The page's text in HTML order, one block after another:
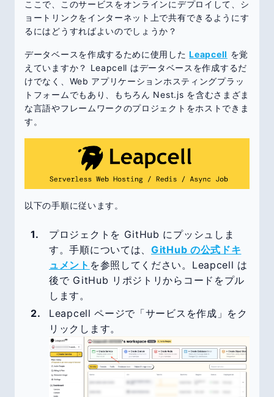
ここで、このサービスをオンラインにデプロイして、シ
ョートリンクをインターネット上で共有できるようにす
るにはどうすればよいのでしょうか？
データベースを作成するために使用したLeapcell を覚
えていますか？ Leapcell はデータベースを作成するだ
けでなく、Web アプリケーションホスティングプラッ
トフォームでもあり、もちろん Nest.js を含むさまざま
な言語やフレームワークのプロジェクトをホストできま
す。
以下の手順に従います。
プロジェクトを GitHub にプッシュしま
す。手順については、 GitHub の公式ドキ
ュメント を参照してください。Leapcell は
後で GitHub リポジトリからコードをプル
します。
Leapcell ページで「サービスを作成」をク
リックします。